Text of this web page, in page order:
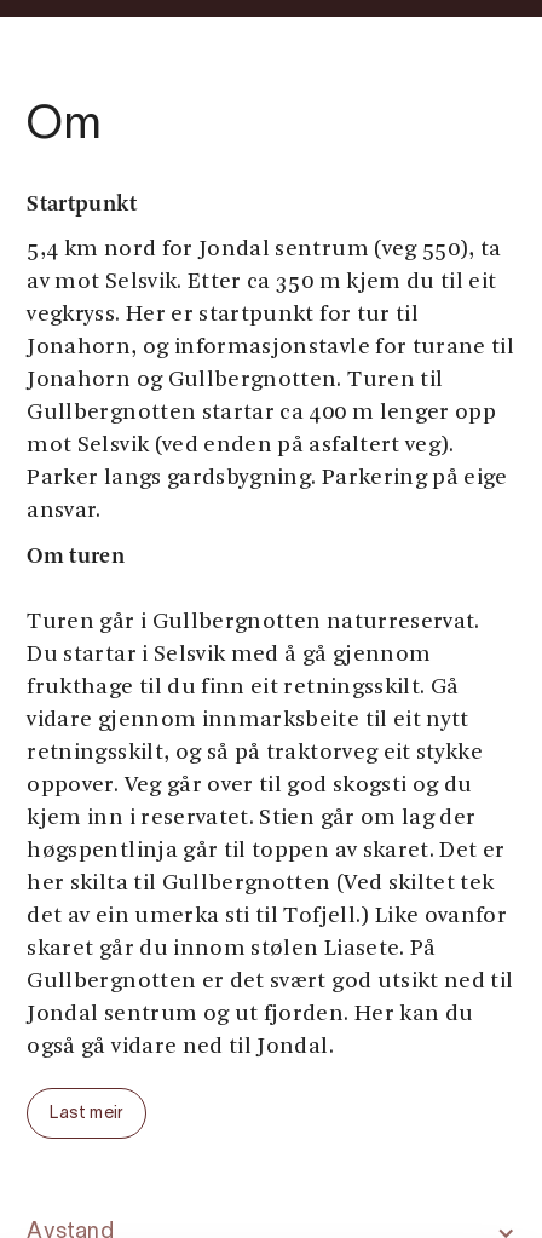
Om
Startpunkt
5,4 km nord for Jondal sentrum (veg 550), ta
av mot Selsvik. Etter ca 350 m kjem du til eit
vegkryss. Her er startpunkt for tur til
Jonahorn, og informasjonstavle for turane til
Jonahorn og Gullbergnotten. Turen til
Gullbergnotten startar ca 400 m lenger opp
mot Selsvik (ved enden på asfaltert veg).
Parker langs gardsbygning. Parkering på eige
ansvar.
Om turen
Turen går i Gullbergnotten naturreservat.
Du startar i Selsvik med å gå gjennom
frukthage til du finn eit retningsskilt. Gå
vidare gjennom innmarksbeite til eit nytt
retningsskilt, og så på traktorveg eit stykke
oppover. Veg går over til god skogsti og du
kjem inn i reservatet. Stien går om lag der
høgspentlinja går til toppen av skaret. Det er
her skilta til Gullbergnotten (Ved skiltet tek
det av ein umerka sti til Tofjell.) Like ovanfor
skaret går du innom stølen Liasete. På
Gullbergnotten er det svært god utsikt ned til
Jondal sentrum og ut fjorden. Her kan du
også gå vidare ned til Jondal.
Parkering: Sjå "startpunkt"
Parkeringsavgift:
Sesong: mai - november
Last meir
Avstand